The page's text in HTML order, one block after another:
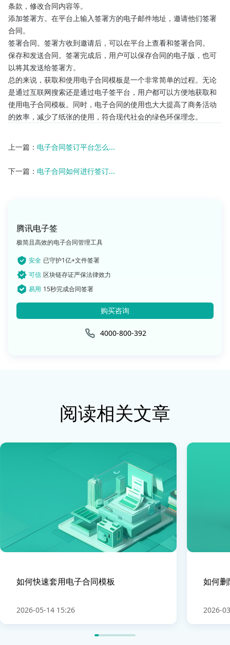
条款，修改合同内容等。
添加签署方。在平台上输入签署方的电子邮件地址，邀请他们签署
合同。
签署合同。签署方收到邀请后，可以在平台上查看和签署合同。
保存和发送合同。签署完成后，用户可以保存合同的电子版，也可
以将其发送给签署方。
总的来说，获取和使用电子合同模板是一个非常简单的过程。无论
是通过互联网搜索还是通过电子签平台，用户都可以方便地获取和
使用电子合同模板。同时，电子合同的使用也大大提高了商务活动
的效率，减少了纸张的使用，符合现代社会的绿色环保理念。
上一篇： 电子合同签订平台怎么...
下一篇： 电子合同如何进行签订...
腾讯电子签
极简且高效的电子合同管理工具
安全 已守护1亿+文件签署
可信 区块链存证严保法律效力
易用 15秒完成合同签署
购买咨询
4000-800-392
阅读相关文章
如何快速套用电子合同模板
2026-05-14 15:26
如何
2026-